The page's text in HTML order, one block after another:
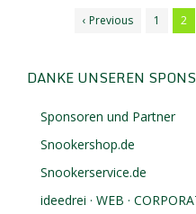
‹ Previous 1 2
DANKE UNSEREN
Sponsoren und Partner
Snookershop.de
Snookerservice.de
ideedrei · WEB ·